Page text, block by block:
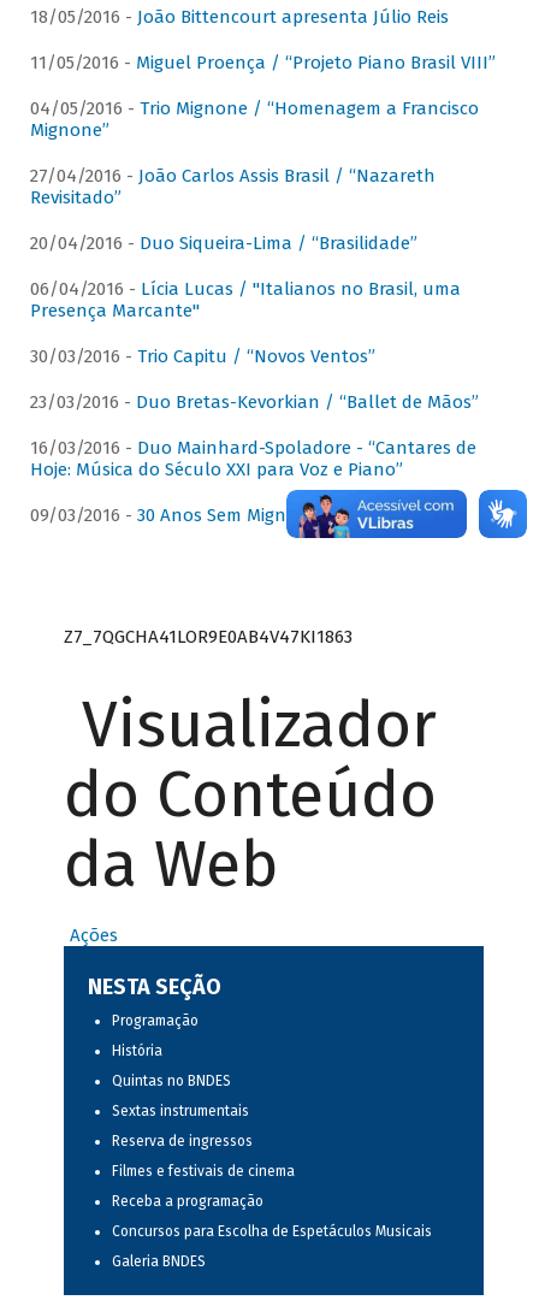
18/05/2016 - João Bittencourt apresenta Júlio Reis
11/05/2016 - Miguel Proença / “Projeto Piano Brasil VIII”
04/05/2016 - Trio Mignone / “Homenagem a Francisco
Mignone”
27/04/2016 - João Carlos Assis Brasil / “Nazareth
Revisitado”
20/04/2016 - Duo Siqueira-Lima / “Brasilidade”
06/04/2016 - Lícia Lucas / "Italianos no Brasil, uma
Presença Marcante"
30/03/2016 - Trio Capitu / “Novos Ventos”
23/03/2016 - Duo Bretas-Kevorkian / “Ballet de Mãos”
16/03/2016 - Duo Mainhard-Spoladore - “Cantares de
Hoje: Música do Século XXI para Voz e Piano”
09/03/2016 - 30 Anos Sem Mignone
Z7_7QGCHA41LOR9E0AB4V47KI1863
Visualizador
do Conteúdo
da Web
Ações
NESTA SEÇÃO
Programação
História
Quintas no BNDES
Sextas instrumentais
Reserva de ingressos
Filmes e festivais de cinema
Receba a programação
Concursos para Escolha de Espetáculos Musicais
Galeria BNDES